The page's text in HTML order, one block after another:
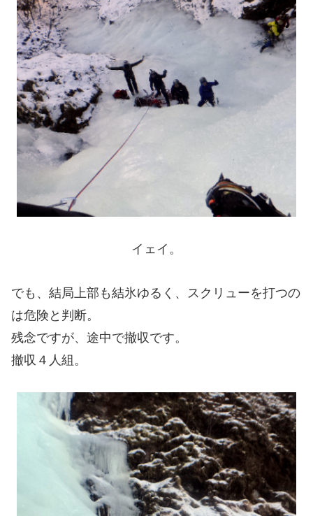
イェイ。
でも、結局上部も結氷ゆるく、スクリューを打つの
は危険と判断。
残念ですが、途中で撤収です。
撤収４人組。